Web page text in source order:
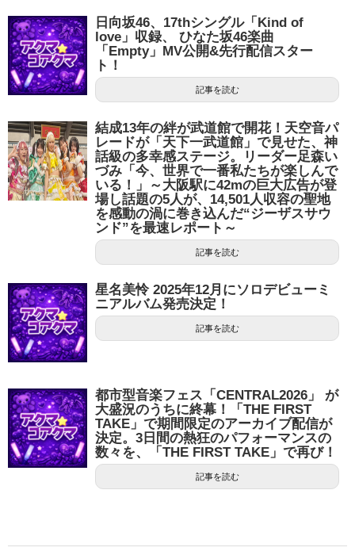
日向坂46、17thシングル「Kind of
love」収録、 ひなた坂46楽曲
「Empty」MV公開&先行配信スター
ト！
記事を読む
結成13年の絆が武道館で開花！天空音パ
レードが「天下一武道館」で見せた、神
話級の多幸感ステージ。リーダー足森い
づみ「今、世界で一番私たちが楽しんで
いる！」～大阪駅に42mの巨大広告が登
場し話題の5人が、14,501人収容の聖地
を感動の渦に巻き込んだ“ジーザスサウ
ンド”を最速レポート～
記事を読む
星名美怜 2025年12月にソロデビューミ
ニアルバム発売決定！
記事を読む
都市型音楽フェス「CENTRAL2026」 が
大盛況のうちに終幕！「THE FIRST
TAKE」で期間限定のアーカイブ配信が
決定。3日間の熱狂のパフォーマンスの
数々を、「THE FIRST TAKE」で再び！
記事を読む